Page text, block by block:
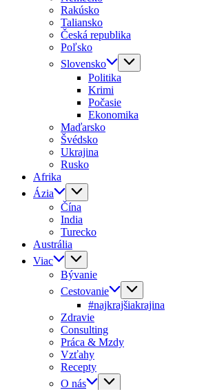
Rakúsko
Taliansko
Česká republika
Poľsko
Slovensko
Politika
Krimi
Počasie
Ekonomika
Maďarsko
Švédsko
Ukrajina
Rusko
Afrika
Ázia
Čína
India
Turecko
Austrália
Viac
Bývanie
Cestovanie
#najkrajšiakrajina
Zdravie
Consulting
Práca & Mzdy
Vzťahy
Recepty
O nás